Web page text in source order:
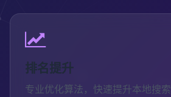
排名提升
专业优化算法，快速提升本地搜